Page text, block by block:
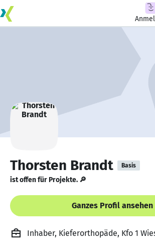
Thorsten Brandt Basis
ist offen für Projekte. 🔎
Ganzes Profil ansehen
Inhaber, Kieferorthopäde, Kfo 1